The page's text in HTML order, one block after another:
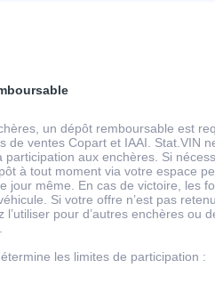
un dépôt remboursable est
de ventes Copart et IAAI. Stat.VIN
participation aux enchères. Si
à tout moment via votre espace
jour même. En cas de victoire, les
Si votre offre n’est pas
l’utiliser pour d’autres enchères ou
les limites de participation :